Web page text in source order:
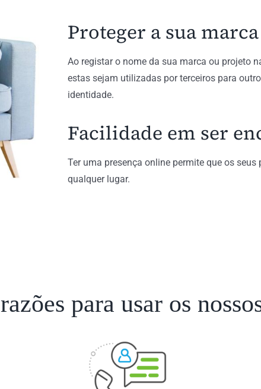
Proteger a sua marca
Ao registar o nome da sua marca ou projeto
estas sejam utilizadas por terceiros para
identidade.
Facilidade em ser
Ter uma presença online permite que os
qualquer lugar.
para usar os